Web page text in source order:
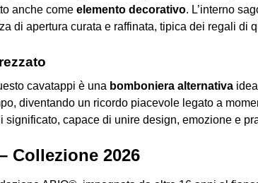
anche come elemento decorativo. L’interno
di apertura curata e raffinata, tipica dei regali di
cavatappi è una bomboniera alternativa
diventando un ricordo piacevole legato a
capace di unire design, emozione e
Collezione 2026